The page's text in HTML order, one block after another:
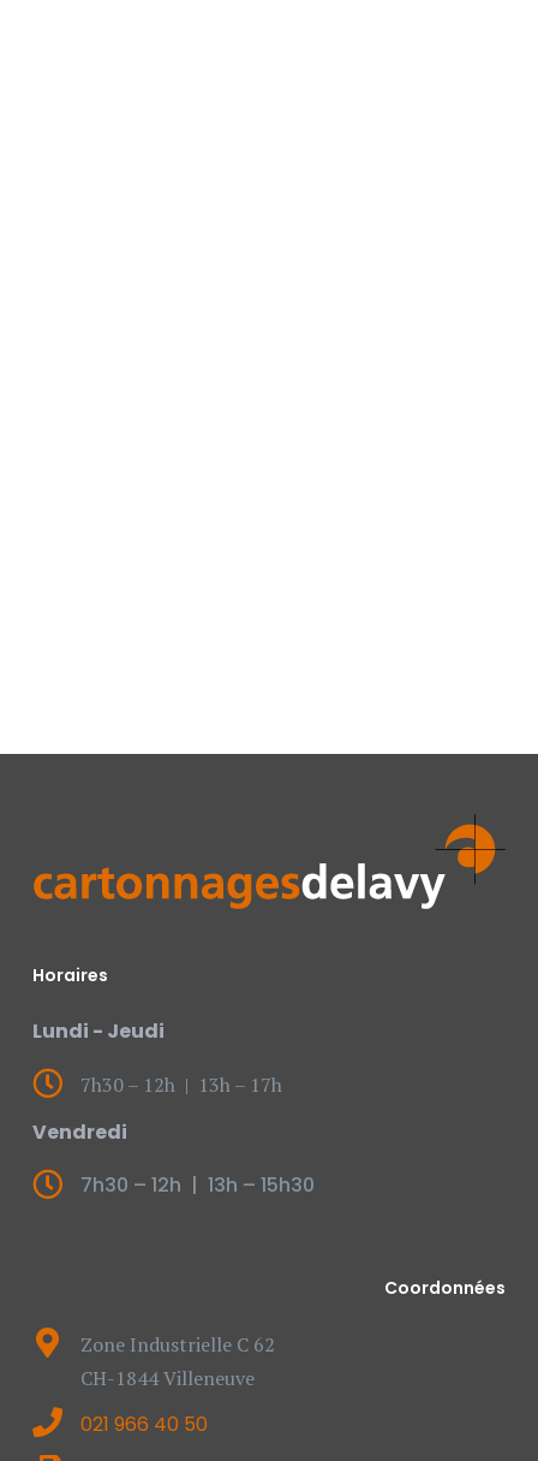
Horaires
Lundi - Jeudi
7h30 – 12h | 13h – 17h
Vendredi
7h30 – 12h | 13h – 15h30
Coordonnées
Zone Industrielle C 62
CH-1844 Villeneuve
021 966 40 50